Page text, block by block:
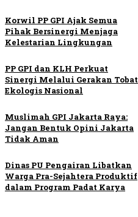
Korwil PP GPI Ajak Semua
Pihak Bersinergi Menjaga
Kelestarian Lingkungan
PP GPI dan KLH Perkuat
Sinergi Melalui Gerakan Tobat
Ekologis Nasional
Muslimah GPI Jakarta Raya:
Jangan Bentuk Opini Jakarta
Tidak Aman
Dinas PU Pengairan Libatkan
Warga Pra-Sejahtera Produktif
dalam Program Padat Karya